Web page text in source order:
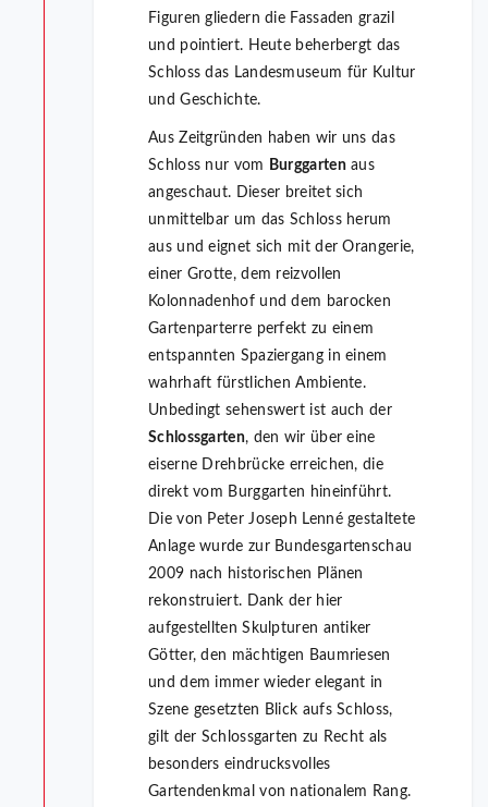
Figuren gliedern die Fassaden grazil
und pointiert. Heute beherbergt das
Schloss das Landesmuseum für Kultur
und Geschichte.
Aus Zeitgründen haben wir uns das
Schloss nur vom
Burggartenaus
angeschaut. Dieser breitet sich
unmittelbar um das Schloss herum
aus und eignet sich mit der Orangerie,
einer Grotte, dem reizvollen
Kolonnadenhof und dem barocken
Gartenparterre perfekt zu einem
entspannten Spaziergang in einem
wahrhaft fürstlichen Ambiente.
Unbedingt sehenswert ist auch der
Schlossgarten, den wir über eine
eiserne Drehbrücke erreichen, die
direkt vom Burggarten hineinführt.
Die von Peter Joseph Lenné gestaltete
Anlage wurde zur Bundesgartenschau
2009 nach historischen Plänen
rekonstruiert. Dank der hier
aufgestellten Skulpturen antiker
Götter, den mächtigen Baumriesen
und dem immer wieder elegant in
Szene gesetzten Blick aufs Schloss,
gilt der Schlossgarten zu Recht als
besonders eindrucksvolles
Gartendenkmal von nationalem Rang.